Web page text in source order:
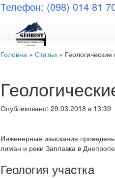
Телефон: (098) 014 81
Головна » Статьи »
Опубликовано: 29.03.2018 в 13:39
Инженерные изыскания
лиман и реки Заплавка в
Геология участка